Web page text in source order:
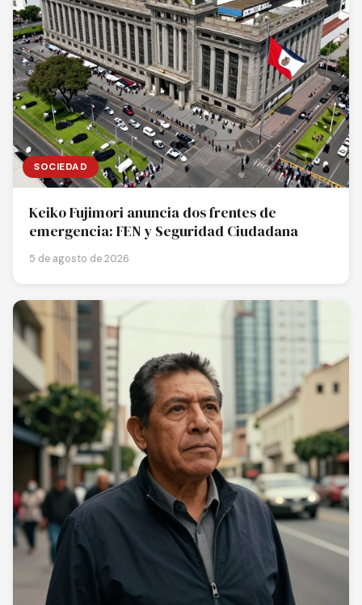
SOCIEDAD
Keiko Fujimori anuncia dos frentes de
emergencia: FEN y Seguridad Ciudadana
5 de agosto de 2026